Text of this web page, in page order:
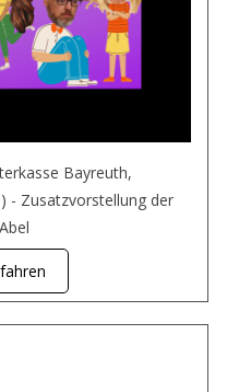
Bayreuth,
- Zusatzvorstellung der